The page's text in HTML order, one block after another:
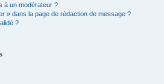
à un modérateur ?
» dans la page de rédaction de message ?
?